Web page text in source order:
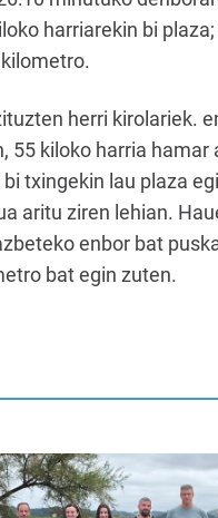
harriarekin bi
herri kirolariek.
kiloko harria
txingekin lau plaza
aritu ziren lehian.
enbor bat
bat egin zuten.